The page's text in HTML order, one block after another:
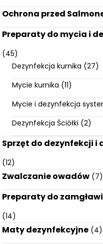
Ochrona przed
Preparaty do mycia i
(45)
Dezynfekcja kurnika (27)
Mycie kurnika (11)
Mycie i dezynfekcja
Dezynfekcja Ściółki (2)
Sprzęt do dezynfekcji i
(12)
Zwalczanie owadów (7)
Preparaty do
(14)
Maty dezynfekcyjne (4)